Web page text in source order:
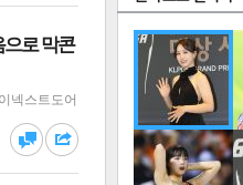
으로 막콘
넥스트도어
많이 본 뉴스